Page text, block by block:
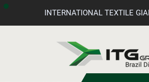
INTERNATIONAL TEXTILE